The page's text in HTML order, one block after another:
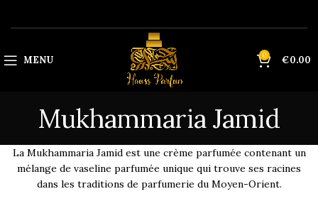
MENU 0 €0.00
Mukhammaria Jamid
La Mukhammaria Jamid est une crème parfumée contenant un
mélange de vaseline parfumée unique qui trouve ses racines
dans les traditions de parfumerie du Moyen-Orient.